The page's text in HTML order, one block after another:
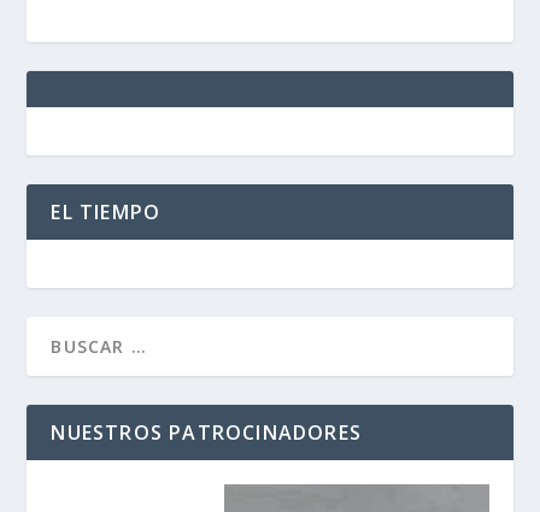
EL TIEMPO
NUESTROS PATROCINADORES